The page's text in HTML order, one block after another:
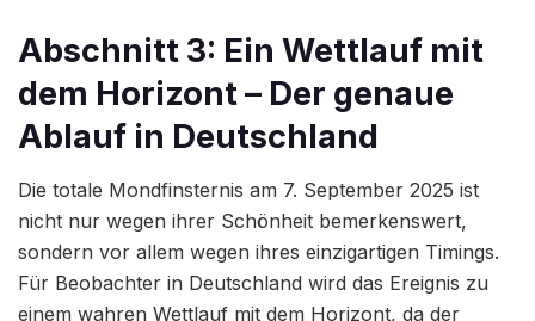
Abschnitt 3: Ein Wettlauf mit
dem Horizont – Der genaue
Ablauf in Deutschland
Die totale Mondfinsternis am 7. September 2025 ist
nicht nur wegen ihrer Schönheit bemerkenswert,
sondern vor allem wegen ihres einzigartigen Timings.
Für Beobachter in Deutschland wird das Ereignis zu
einem wahren Wettlauf mit dem Horizont, da der